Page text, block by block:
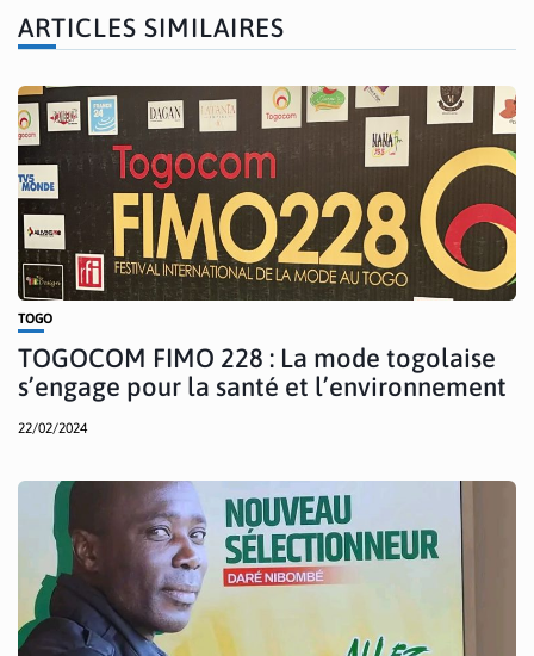
ARTICLES SIMILAIRES
TOGO
TOGOCOM FIMO 228 : La mode togolaise
s’engage pour la santé et l’environnement
22/02/2024